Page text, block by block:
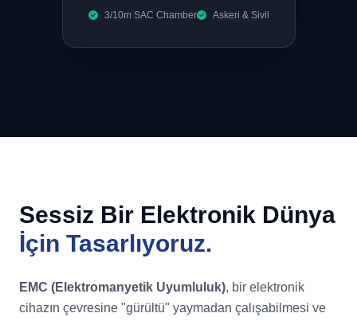
3/10m SAC Chamber Askeri & Sivil
Sessiz Bir Elektronik Dünya
İçin Tasarlıyoruz.
EMC (Elektromanyetik Uyumluluk), bir elektronik
cihazın çevresine "gürültü" yaymadan çalışabilmesi ve